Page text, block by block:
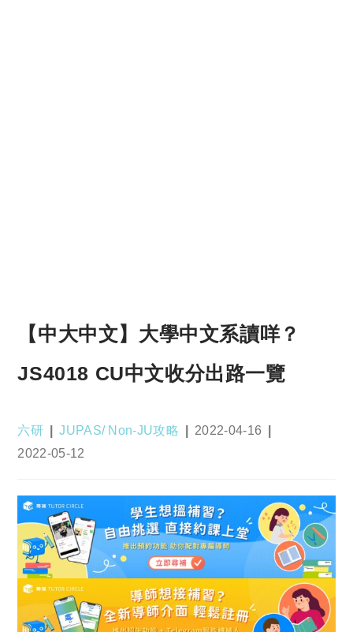
【中大中文】大學中文系讀咩？
JS4018 CU中文收分出路一覽
Post
author:
六研
Post
category:
JUPAS/ Non-JU攻略
Post
2022-04-16
Post
2022-05-12